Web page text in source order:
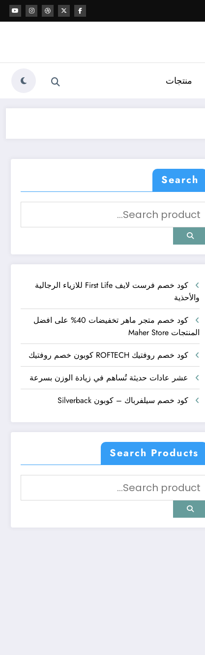
منتجات
Search
كود خصم فرست لايف First Life للازياء الرجالية
والأحذية
كود خصم متجر ماهر تخفيضات 40% على افضل
المنتجات Maher Store
كود خصم روفتيك ROFTECH كوبون خصم روفتيك
عشر عادات حديثة تُساهم في زيادة الوزن بسرعة
كود خصم سيلفرباك – كوبون Silverback
Search Products